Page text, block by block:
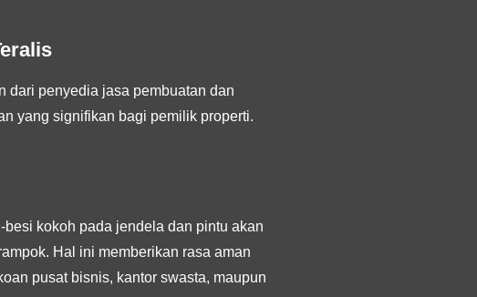
dari penyedia jasa pembuatan dan
yang signifikan bagi pemilik properti.
kokoh pada jendela dan pintu akan
Hal ini memberikan rasa aman
pusat bisnis, kantor swasta, maupun